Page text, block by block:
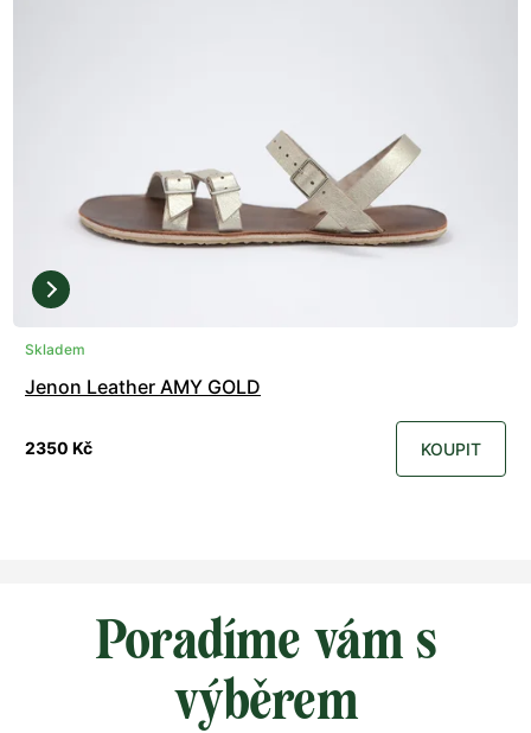
Skladem
Jenon Leather AMY GOLD
2350 Kč KOUPIT
Poradíme vám s
výběrem